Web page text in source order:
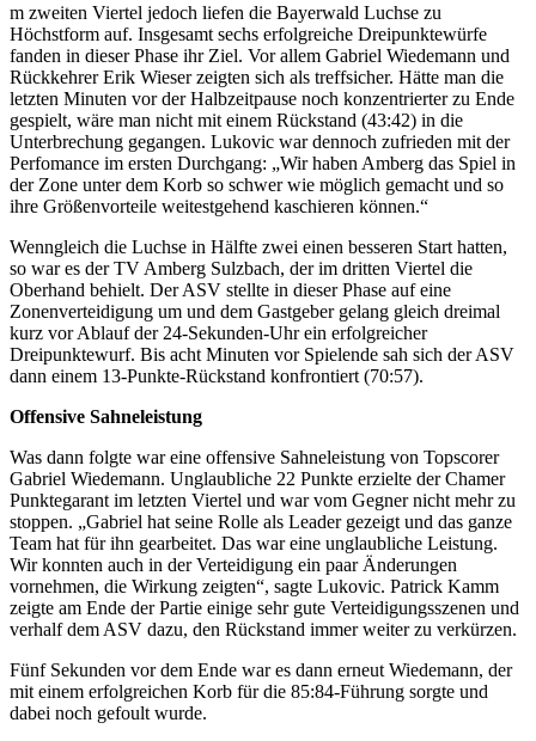
m zweiten Viertel jedoch liefen die Bayerwald Luchse zu
Höchstform auf. Insgesamt sechs erfolgreiche Dreipunktewürfe
fanden in dieser Phase ihr Ziel. Vor allem Gabriel Wiedemann und
Rückkehrer Erik Wieser zeigten sich als treffsicher. Hätte man die
letzten Minuten vor der Halbzeitpause noch konzentrierter zu Ende
gespielt, wäre man nicht mit einem Rückstand (43:42) in die
Unterbrechung gegangen. Lukovic war dennoch zufrieden mit der
Perfomance im ersten Durchgang: „Wir haben Amberg das Spiel in
der Zone unter dem Korb so schwer wie möglich gemacht und so
ihre Größenvorteile weitestgehend kaschieren können.“
Wenngleich die Luchse in Hälfte zwei einen besseren Start hatten,
so war es der TV Amberg Sulzbach, der im dritten Viertel die
Oberhand behielt. Der ASV stellte in dieser Phase auf eine
Zonenverteidigung um und dem Gastgeber gelang gleich dreimal
kurz vor Ablauf der 24-Sekunden-Uhr ein erfolgreicher
Dreipunktewurf. Bis acht Minuten vor Spielende sah sich der ASV
dann einem 13-Punkte-Rückstand konfrontiert (70:57).
Offensive Sahneleistung
Was dann folgte war eine offensive Sahneleistung von Topscorer
Gabriel Wiedemann. Unglaubliche 22 Punkte erzielte der Chamer
Punktegarant im letzten Viertel und war vom Gegner nicht mehr zu
stoppen. „Gabriel hat seine Rolle als Leader gezeigt und das ganze
Team hat für ihn gearbeitet. Das war eine unglaubliche Leistung.
Wir konnten auch in der Verteidigung ein paar Änderungen
vornehmen, die Wirkung zeigten“, sagte Lukovic. Patrick Kamm
zeigte am Ende der Partie einige sehr gute Verteidigungsszenen und
verhalf dem ASV dazu, den Rückstand immer weiter zu verkürzen.
Fünf Sekunden vor dem Ende war es dann erneut Wiedemann, der
mit einem erfolgreichen Korb für die 85:84-Führung sorgte und
dabei noch gefoult wurde.